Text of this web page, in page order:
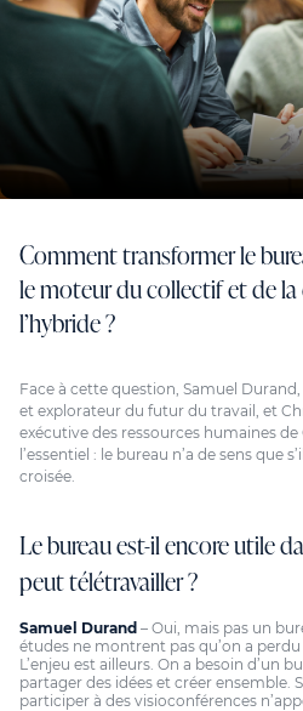
Comment transformer le
le moteur du collectif et de la
l’hybride ?
Face à cette question, Samuel
et explorateur du futur du travail, et
exécutive des ressources humaines de
l’essentiel : le bureau n’a de sens que
croisée.
Le bureau est-il encore utile
peut télétravailler ?
Samuel Durand – Oui, mais pas un
études ne montrent pas qu’on a
L’enjeu est ailleurs. On a besoin d’un
partager des idées et créer ensemble.
participer à des visioconférences